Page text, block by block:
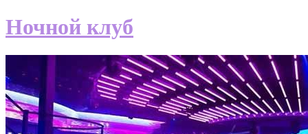
Ночной клуб